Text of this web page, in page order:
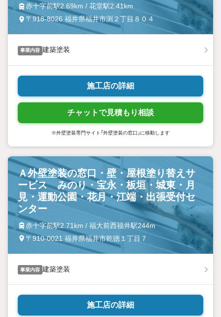
赤十字前駅2.69km / 花堂駅2.41km
〒918-8026 福井県福井市渕２丁目８０４
事業内容 建築塗装
施工店の詳細
チャットで見積もり相談
※外壁塗装専門サイト「外壁塗装の窓口」に移動します
Ａ外壁塗装の窓口・壁・屋根塗り替えサ
ービス みのり・宝永・板垣・城東・月
見・運動公園・花月・江端・出張受付セ
ンター
赤十字前駅2.71km / 福大前西福井駅244m
〒910-0021 福井県福井市乾徳１丁目７
事業内容 建築塗装
施工店の詳細